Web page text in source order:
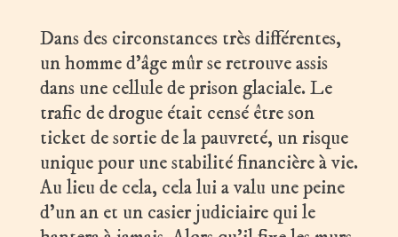
Dans des circonstances très différentes,
un homme d’âge mûr se retrouve assis
dans une cellule de prison glaciale. Le
trafic de drogue était censé être son
ticket de sortie de la pauvreté, un risque
unique pour une stabilité financière à vie.
Au lieu de cela, cela lui a valu une peine
d’un an et un casier judiciaire qui le